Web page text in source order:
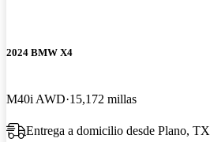
2024 BMW X4
M40i AWD 15,172 millas
Entrega a domicilio desde Plano, TX